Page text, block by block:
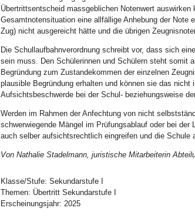
Übertrittsentscheid massgeblichen Notenwert
Gesamtnotensituation eine allfällige Anhebung der
Zug) nicht ausgereicht hätte und die übrigen
Die Schullaufbahnverordnung schreibt vor, dass sich
sein muss. Den Schülerinnen und Schülern steht somit
Begründung zum Zustandekommen der einzelnen
plausible Begründung erhalten und können sie das
Aufsichtsbeschwerde bei der Schul- beziehungsweise
Werden im Rahmen der Anfechtung von nicht
schwerwiegende Mängel im Prüfungsablauf oder bei
auch selber aufsichtsrechtlich eingreifen und die Schule
Von Nathalie Stadelmann, juristische Mitarbeiterin
Klasse/Stufe: Sekundarstufe I
Themen: Übertritt Sekundarstufe I
Erscheinungsjahr: 2025